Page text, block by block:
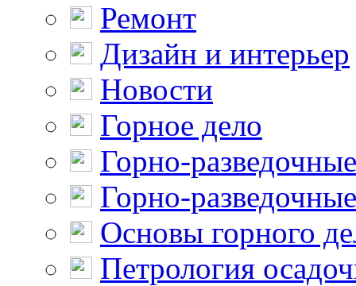
Ремонт
Дизайн и интерьер
Новости
Горное дело
Горно-
Горно-
Основы горного
Петрология